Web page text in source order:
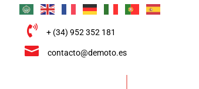
 + (34) 952 352 181
 contacto@demoto.es